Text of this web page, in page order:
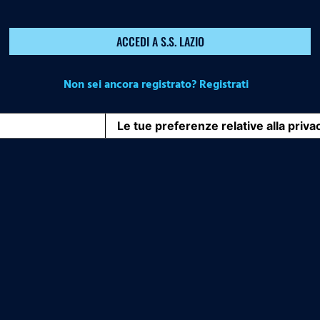
ACCEDI A S.S. LAZIO
Non sei ancora registrato? Registrati
Le tue preferenze relative alla